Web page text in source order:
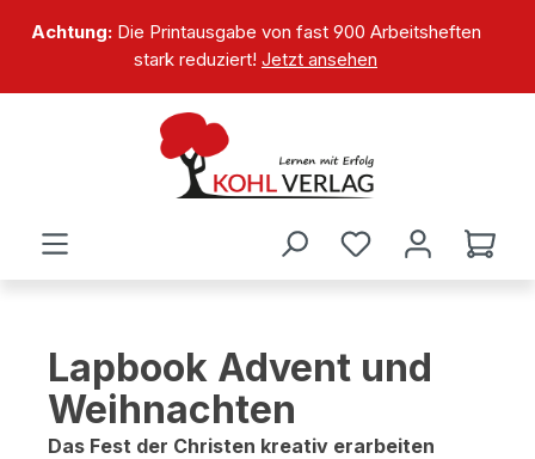
springen
Achtung:Die Printausgabe von fast 900 Arbeitsheften
stark reduziert! Jetzt ansehen
Lapbook Advent und
Weihnachten
Das Fest der Christen kreativ erarbeiten